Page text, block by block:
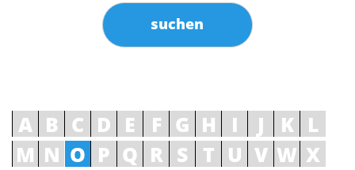
suchen
A B C D E F G H I J K L
M N O P Q R S T U V W X